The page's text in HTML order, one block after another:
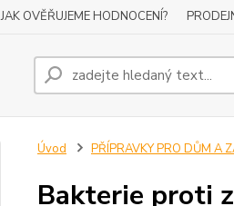
JAK OVĚŘUJEME HODNOCENÍ?
Úvod PŘÍPRAVKY PRO DŮM A
Bakterie proti